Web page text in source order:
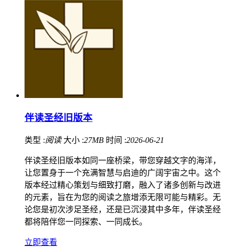
伴读圣经旧版本
类型 :阅读 大小 :27MB 时间 :2026-06-21
伴读圣经旧版本如同一座桥梁，带您穿越文字的海洋，
让您置身于一个充满智慧与启迪的广阔宇宙之中。这个
版本经过精心策划与细致打磨，融入了诸多创新与改进
的元素，旨在为您的阅读之旅增添无限可能与精彩。无
论您是初次涉足圣经，还是已沉浸其中多年，伴读圣经
都将陪伴您一同探索、一同成长。
立即查看